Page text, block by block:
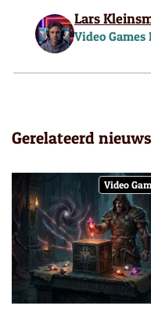
Lars
Video Games
Gerelateerd nieuws
Video